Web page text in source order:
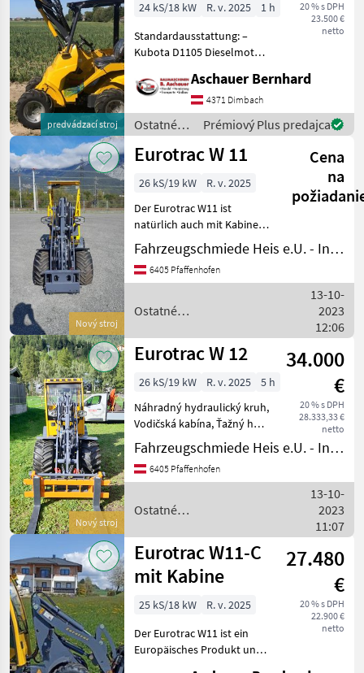
predvádzací stroj
Multione
Aufnahme
20 % s DPH
23.500 €
netto
24 kS/18 kW R. v. 2025
1 h
Standardausstattung: –
Kubota D1105 Dieselmotor
Fahrantrieb – zwei
Fahrstuffen – Hydraulischer
Schnellwechsler für
verschiedene Werkzeuge
(Mu
Aschauer Bernhard
4371 Dimbach
Ostatné
poľnohospodárske
silové
Eurotrac
Prémiový Plus predajca
Nový stroj
Eurotrac W 11
Cena
na
26 kS/19 kW
R. v. 2025
Der Eurotrac W11 ist
natürlich auch mit Kabine
lieferbar. Náhradný
hydraulický kruh, Ťažný
hák, Rýchlo striedavé
blokovanie pracovného
Fahrzeugschmiede Heis e.U. - Inh. Johannes Heis
6405 Pfaffenhofen
Ostatné
stroje / Eurotrac
13-10-
2023
12:06
Nový stroj
Eurotrac W 12
34.000
€
20 % s DPH
28.333,33 €
netto
26 kS/19 kW R. v. 2025
5 h
Náhradný hydraulický kruh,
Vodičská kabína, Ťažný hák,
Rýchlo striedavé kádere,
hydraulické blokovanie
pracovného prostriedku
silové stroje Maj
Fahrzeugschmiede Heis e.U. - Inh. Johannes Heis
6405 Pfaffenhofen
Ostatné
stroje / Eurotrac
13-10-
2023
11:07
Eurotrac W11-C
mit Kabine
27.480
€
20 % s DPH
22.900 €
netto
25 kS/18 kW
R. v. 2025
Der Eurotrac W11 ist ein
Europäisches Produkt und